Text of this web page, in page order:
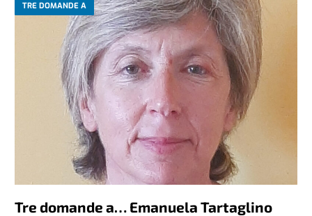
TRE DOMANDE A
Tre domande a… Emanuela Tartaglino